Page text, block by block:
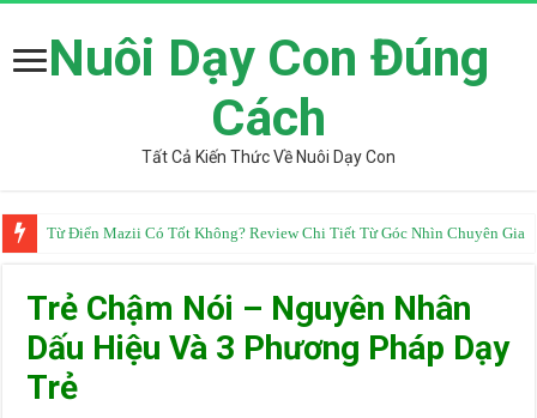
Nuôi Dạy Con Đúng
Cách
Tất Cả Kiến Thức Về Nuôi Dạy Con
Từ Điển Mazii Có Tốt Không? Review Chi Tiết Từ Góc Nhìn Chuyên Gia
Trẻ Chậm Nói – Nguyên Nhân
Dấu Hiệu Và 3 Phương Pháp Dạy
Trẻ